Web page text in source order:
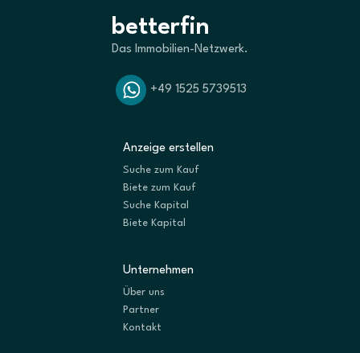
betterfin
Das Immobilien-Netzwerk.
+49 1525 5739513
Anzeige erstellen
Suche zum Kauf
Biete zum Kauf
Suche Kapital
Biete Kapital
Unternehmen
Über uns
Partner
Kontakt